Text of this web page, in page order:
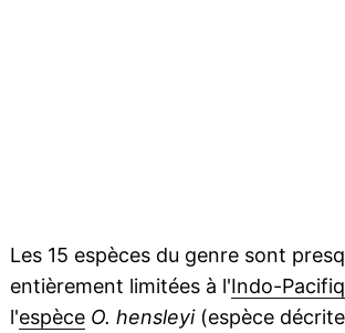
Les 15 espèces du genre sont
entièrement limitées à l'Indo-
l'espèce O. hensleyi(espèce